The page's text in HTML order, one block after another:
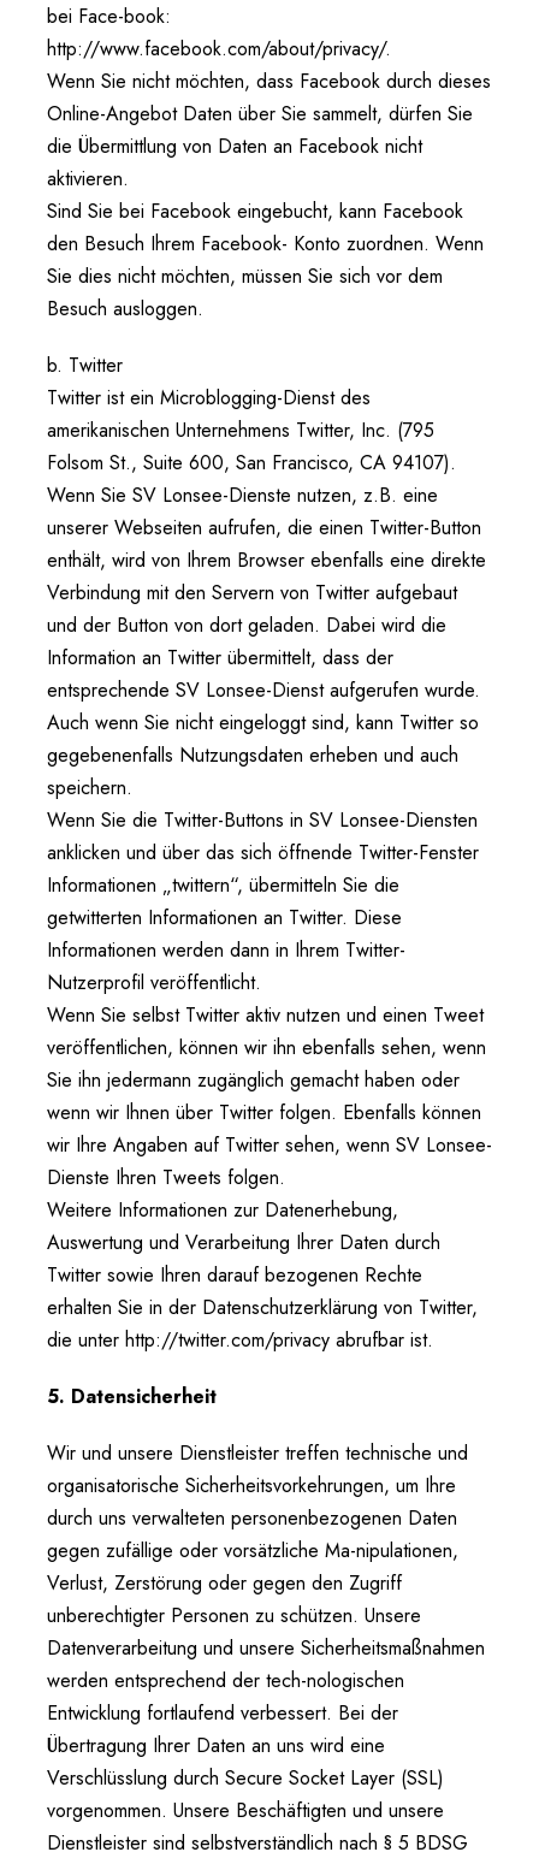
bei Face-book:
http://www.facebook.com/about/privacy/.
Wenn Sie nicht möchten, dass Facebook durch dieses
Online-Angebot Daten über Sie sammelt, dürfen Sie
die Übermittlung von Daten an Facebook nicht
aktivieren.
Sind Sie bei Facebook eingebucht, kann Facebook
den Besuch Ihrem Facebook- Konto zuordnen. Wenn
Sie dies nicht möchten, müssen Sie sich vor dem
Besuch ausloggen.
b. Twitter
Twitter ist ein Microblogging-Dienst des
amerikanischen Unternehmens Twitter, Inc. (795
Folsom St., Suite 600, San Francisco, CA 94107).
Wenn Sie SV Lonsee-Dienste nutzen, z.B. eine
unserer Webseiten aufrufen, die einen Twitter-Button
enthält, wird von Ihrem Browser ebenfalls eine direkte
Verbindung mit den Servern von Twitter aufgebaut
und der Button von dort geladen. Dabei wird die
Information an Twitter übermittelt, dass der
entsprechende SV Lonsee-Dienst aufgerufen wurde.
Auch wenn Sie nicht eingeloggt sind, kann Twitter so
gegebenenfalls Nutzungsdaten erheben und auch
speichern.
Wenn Sie die Twitter-Buttons in SV Lonsee-Diensten
anklicken und über das sich öffnende Twitter-Fenster
Informationen „twittern“, übermitteln Sie die
getwitterten Informationen an Twitter. Diese
Informationen werden dann in Ihrem Twitter-
Nutzerprofil veröffentlicht.
Wenn Sie selbst Twitter aktiv nutzen und einen Tweet
veröffentlichen, können wir ihn ebenfalls sehen, wenn
Sie ihn jedermann zugänglich gemacht haben oder
wenn wir Ihnen über Twitter folgen. Ebenfalls können
wir Ihre Angaben auf Twitter sehen, wenn SV Lonsee-
Dienste Ihren Tweets folgen.
Weitere Informationen zur Datenerhebung,
Auswertung und Verarbeitung Ihrer Daten durch
Twitter sowie Ihren darauf bezogenen Rechte
erhalten Sie in der Datenschutzerklärung von Twitter,
die unter http://twitter.com/privacy abrufbar ist.
5. Datensicherheit
Wir und unsere Dienstleister treffen technische und
organisatorische Sicherheitsvorkehrungen, um Ihre
durch uns verwalteten personenbezogenen Daten
gegen zufällige oder vorsätzliche Ma-nipulationen,
Verlust, Zerstörung oder gegen den Zugriff
unberechtigter Personen zu schützen. Unsere
Datenverarbeitung und unsere Sicherheitsmaßnahmen
werden entsprechend der tech-nologischen
Entwicklung fortlaufend verbessert. Bei der
Übertragung Ihrer Daten an uns wird eine
Verschlüsslung durch Secure Socket Layer (SSL)
vorgenommen. Unsere Beschäftigten und unsere
Dienstleister sind selbstverständlich nach § 5 BDSG